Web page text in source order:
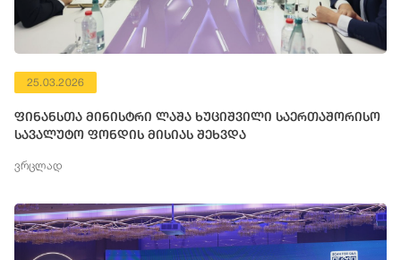
25.03.2026
ფინანსთა მინისტრი ლაშა ხუციშვილი საერთაშორისო
სავალუტო ფონდის მისიას შეხვდა
ვრცლად